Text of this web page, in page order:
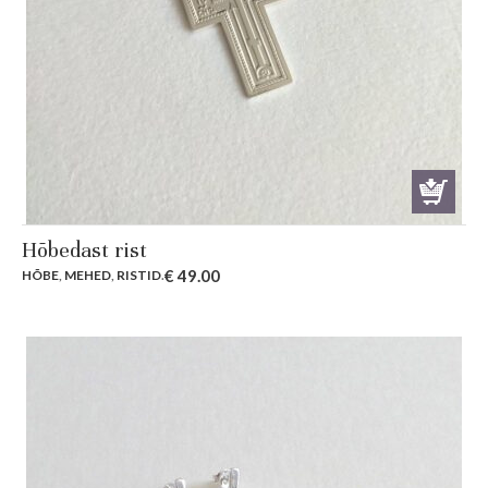
Hõbedast rist
HÕBE MEHED RISTID.€49.00